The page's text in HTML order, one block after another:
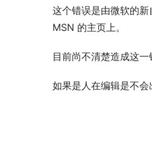
这个错误是由微软的
MSN 的主页上。
目前尚不清楚造成这
如果是人在编辑是不会